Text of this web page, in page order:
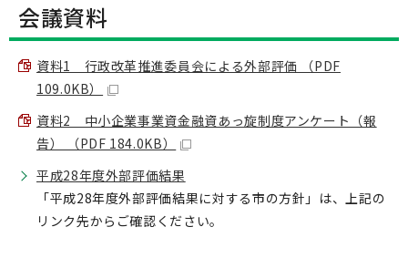
会議資料
資料1 行政改革推進委員会による外部評価 （PDF
109.0KB）
資料2 中小企業事業資金融資あっ旋制度アンケート（報
告） （PDF 184.0KB）
平成28年度外部評価結果
「平成28年度外部評価結果に対する市の方針」は、上記の
リンク先からご確認ください。